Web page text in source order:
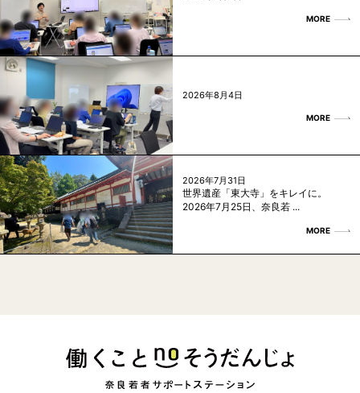
MORE
2026年8月4日
MORE
2026年7月31日
世界遺産「東大寺」をキレイに。
2026年7月25日、奈良若 ...
MORE